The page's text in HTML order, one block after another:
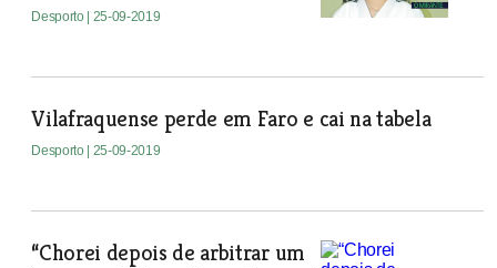
Desporto | 25-09-2019
Vilafraquense perde em Faro e cai na tabela
Desporto | 25-09-2019
“Chorei depois de arbitrar um